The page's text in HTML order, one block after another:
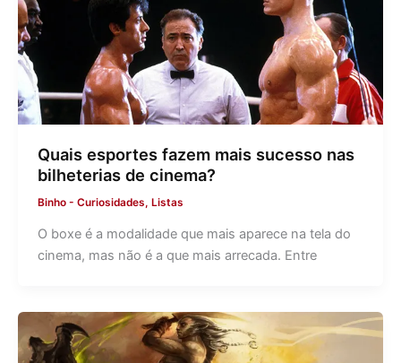
Quais esportes fazem mais sucesso nas
bilheterias de cinema?
Binho - Curiosidades, Listas
O boxe é a modalidade que mais aparece na tela do
cinema, mas não é a que mais arrecada. Entre